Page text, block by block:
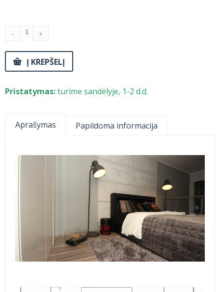
Į KREPŠELĮ
Pristatymas:turime sandėlyje, 1-2 d.d.
Aprašymas Papildoma informacija